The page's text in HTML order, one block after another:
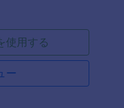
使用する
ー